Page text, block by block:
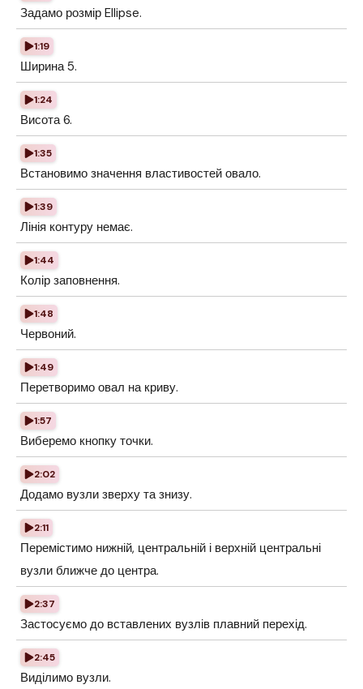
Задамо розмір Ellipse.
1:19
Ширина 5.
1:24
Висота 6.
1:35
Встановимо значення властивостей овало.
1:39
Лінія контуру немає.
1:44
Колір заповнення.
1:48
Червоний.
1:49
Перетворимо овал на криву.
1:57
Виберемо кнопку точки.
2:02
Додамо вузли зверху та знизу.
2:11
Перемістимо нижній, центральній і верхній центральні
вузли ближче до центра.
2:37
Застосуємо до вставлених вузлів плавний перехід.
2:45
Виділимо вузли.